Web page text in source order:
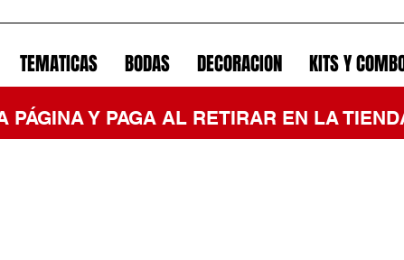
TEMATICAS BODAS DECORACION KITS Y
Y PAGA AL RETIRAR EN LA